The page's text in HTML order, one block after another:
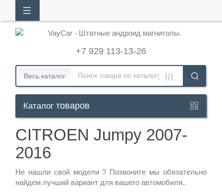
ТОВАРОВ
113-
13-
+7 929 113-13-26
Весь каталог
Каталог товаров
CITROEN Jumpy 2007-
2016
Не нашли свой модели ? Позвоните мы обязательно
найдем лучший вариант для вашего автомобиля..